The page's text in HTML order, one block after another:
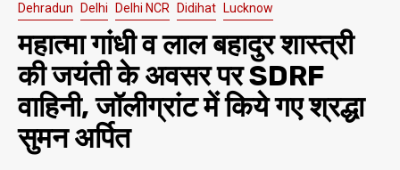
Dehradun Delhi Delhi NCR Didihat Lucknow
महात्मा गांधी व लाल बहादुर शास्त्री
की जयंती के अवसर पर SDRF
वाहिनी, जॉलीग्रांट में किये गए श्रद्धा
सुमन अर्पित